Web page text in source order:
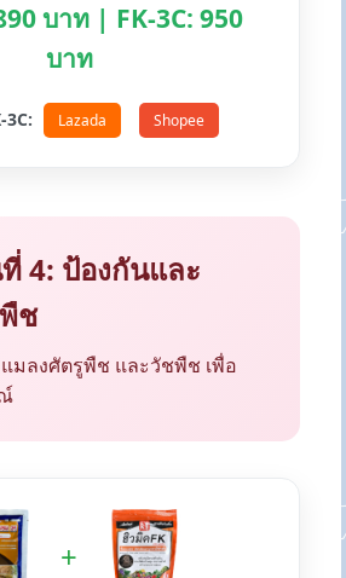
บาท | FK-3C: 950
บาท
3C: Lazada Shopee
4: ป้องกันและ
ช
มลงศัตรูพืช และวัชพืช เพื่อ
+